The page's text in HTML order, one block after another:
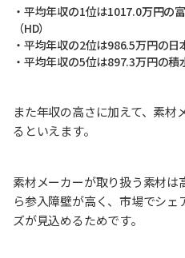
・平均年収の1位は1017.0万円の
（HD）
・平均年収の2位は986.5万円の
・平均年収の5位は897.3万円の積
また年収の高さに加えて、素
るといえます。
素材メーカーが取り扱う素材
ら参入障壁が高く、市場でシ
ズが見込めるためです。